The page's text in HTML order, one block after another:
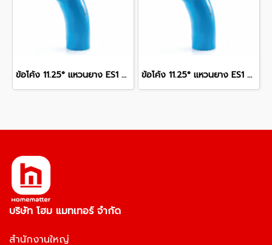
ข้อโค้ง 11.25° แหวนยาง ES1 SCG ขนาด 350 มม. (14 นิ้ว ) ชั้น 13.5 ข้อโค้ง 11.25° แหวนยาง ES1 SCG ขนาด 250 มม. (10 นิ้ว ) ชั้น 13.5
บริษัท โฮม แมทเทอร์ จำกัด
สำนักงานใหญ่